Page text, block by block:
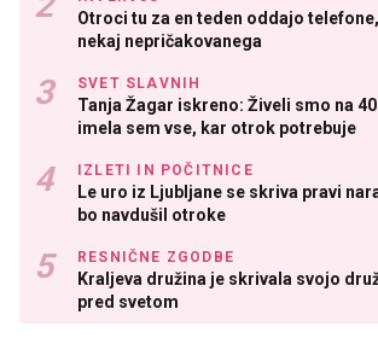
Otroci tu za en teden oddajo
nekaj nepričakovanega
SVET SLAVNIH
Tanja Žagar iskreno: Živeli smo na
imela sem vse, kar otrok potrebuje
IZLETI IN POČITNICE
Le uro iz Ljubljane se skriva pravi
bo navdušil otroke
RESNIČNE ZGODBE
Kraljeva družina je skrivala svojo
pred svetom